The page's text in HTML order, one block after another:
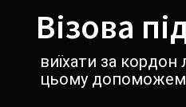
содержимомуВізова
виїхати за кордон
цьому